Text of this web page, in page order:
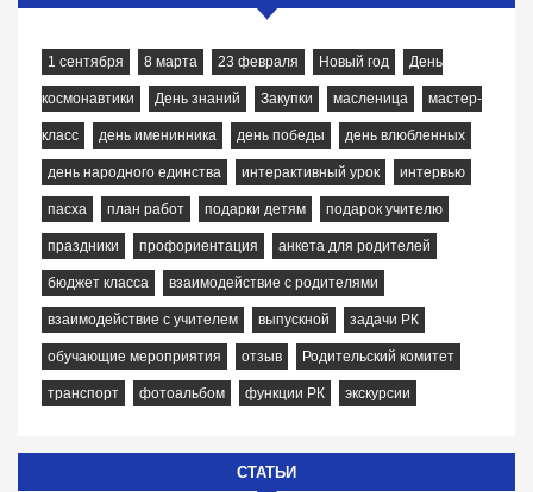
1 сентября 8 марта 23 февраля Новый год День
космонавтики День знаний Закупки масленица мастер-
класс день именинника день победы день влюбленных
день народного единства интерактивный урок интервью
пасха план работ подарки детям подарок учителю
праздники профориентация анкета для родителей
бюджет класса взаимодействие с родителями
взаимодействие с учителем выпускной задачи РК
обучающие мероприятия отзыв Родительский комитет
транспорт фотоальбом функции РК экскурсии
СТАТЬИ